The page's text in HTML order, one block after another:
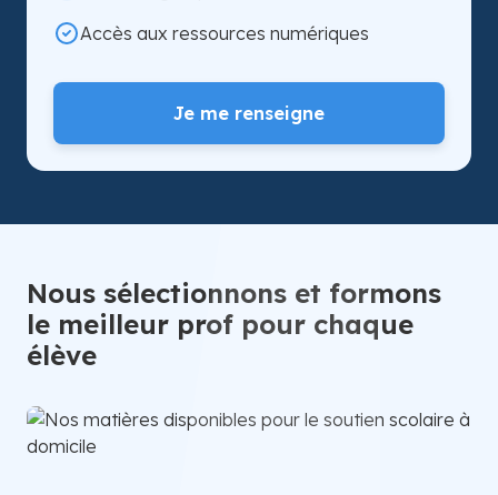
Accès aux ressources numériques
Je me renseigne
Nous sélectionnons et formons
le meilleur prof pour chaque
élève